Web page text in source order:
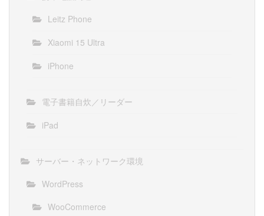
Leitz Phone
Xiaomi 15 Ultra
iPhone
電子書籍自炊／リーダー
iPad
サーバー・ネットワーク環境
WordPress
WooCommerce